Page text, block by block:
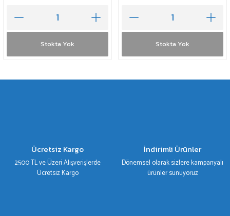
Stokta Yok Stokta Yok
Ücretsiz Kargo
2500 TL ve Üzeri Alışverişlerde
Ücretsiz Kargo
İndirimli Ürünler
Dönemsel olarak sizlere kampanyalı
ürünler sunuyoruz